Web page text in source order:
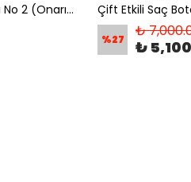
Keratin Yağlı Saç Botooksu No 2 (Onarım + Yoğun Nem) Keratin Bakım Seti - Yanan Yıpranan Kuru Saçlara
%27 ₺
₺